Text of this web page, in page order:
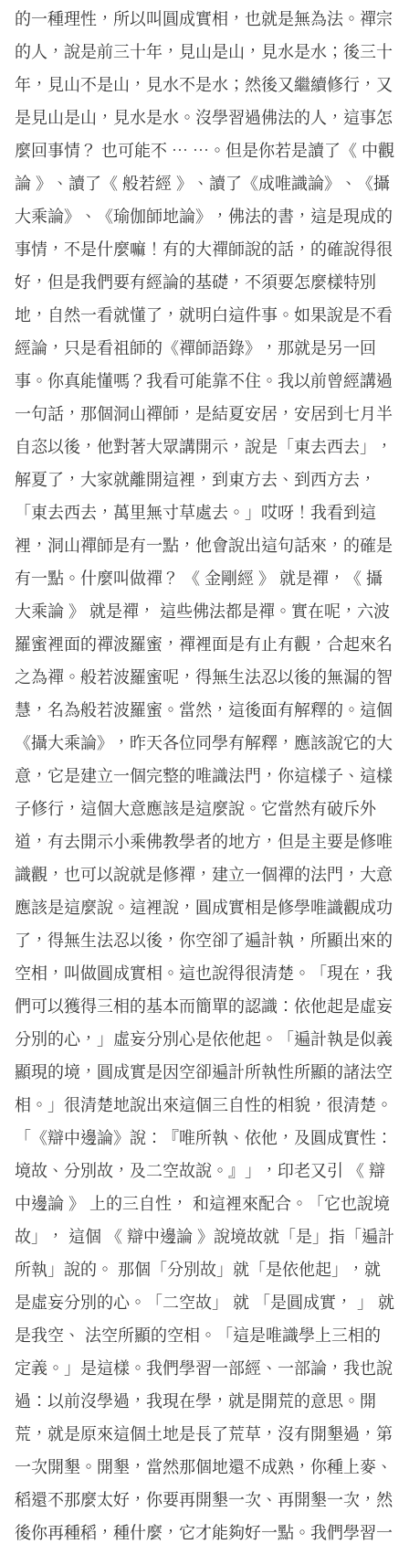
的一種理性，所以叫圓成實相，也就是無為法。禪宗
的人，說是前三十年，見山是山，見水是水；後三十
年，見山不是山，見水不是水；然後又繼續修行，又
是見山是山，見水是水。沒學習過佛法的人，這事怎
麼回事情？ 也可能不 … …。但是你若是讀了《 中觀
論 》、讀了《 般若經 》、讀了《成唯識論》、《攝
大乘論》、《瑜伽師地論》，佛法的書，這是現成的
事情，不是什麼嘛！有的大禪師說的話，的確說得很
好，但是我們要有經論的基礎，不須要怎麼樣特別
地，自然一看就懂了，就明白這件事。如果說是不看
經論，只是看祖師的《禪師語錄》，那就是另一回
事。你真能懂嗎？我看可能靠不住。我以前曾經講過
一句話，那個洞山禪師，是結夏安居，安居到七月半
自恣以後，他對著大眾講開示，說是「東去西去」，
解夏了，大家就離開這裡，到東方去、到西方去，
「東去西去，萬里無寸草處去。」哎呀！我看到這
裡，洞山禪師是有一點，他會說出這句話來，的確是
有一點。什麼叫做禪？ 《 金剛經 》 就是禪，《 攝
大乘論 》 就是禪， 這些佛法都是禪。實在呢，六波
羅蜜裡面的禪波羅蜜，禪裡面是有止有觀，合起來名
之為禪。般若波羅蜜呢，得無生法忍以後的無漏的智
慧，名為般若波羅蜜。當然，這後面有解釋的。這個
《攝大乘論》，昨天各位同學有解釋，應該說它的大
意，它是建立一個完整的唯識法門，你這樣子、這樣
子修行，這個大意應該是這麼說。它當然有破斥外
道，有去開示小乘佛教學者的地方，但是主要是修唯
識觀，也可以說就是修禪，建立一個禪的法門，大意
應該是這麼說。這裡說，圓成實相是修學唯識觀成功
了，得無生法忍以後，你空卻了遍計執，所顯出來的
空相，叫做圓成實相。這也說得很清楚。「現在，我
們可以獲得三相的基本而簡單的認識：依他起是虛妄
分別的心，」虛妄分別心是依他起。「遍計執是似義
顯現的境，圓成實是因空卻遍計所執性所顯的諸法空
相。」很清楚地說出來這個三自性的相貌，很清楚。
「《辯中邊論》說：『唯所執、依他，及圓成實性：
境故、分別故，及二空故說。』」，印老又引 《 辯
中邊論 》 上的三自性， 和這裡來配合。「它也說境
故」， 這個 《 辯中邊論 》說境故就「是」指「遍計
所執」說的。 那個「分別故」就「是依他起」，就
是虛妄分別的心。「二空故」 就 「是圓成實， 」 就
是我空、 法空所顯的空相。「這是唯識學上三相的
定義。」是這樣。我們學習一部經、一部論，我也說
過：以前沒學過，我現在學，就是開荒的意思。開
荒，就是原來這個土地是長了荒草，沒有開墾過，第
一次開墾。開墾，當然那個地還不成熟，你種上麥、
稻還不那麼太好，你要再開墾一次、再開墾一次，然
後你再種稻，種什麼，它才能夠好一點。我們學習一